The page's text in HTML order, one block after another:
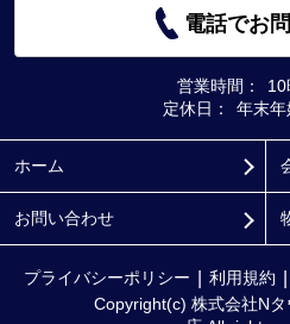
電話でお
営業時間：
定休日：
年末
ホーム
お問い合わせ
プライバシーポリシー 利用規約
Copyright(c) 株式会社N